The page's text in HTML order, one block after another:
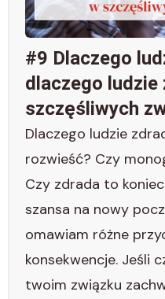
#9 Dlaczego
dlaczego ludzie
szczęśliwych
Dlaczego ludzie
rozwieść? Czy
Czy zdrada to
szansa na nowy
omawiam różne
konsekwencje. Jeśli
twoim związku